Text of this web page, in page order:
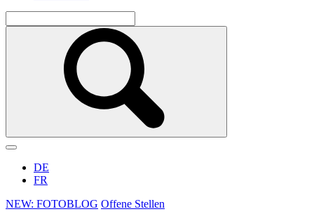
DE
FR
NEW: FOTOBLOG Offene Stellen